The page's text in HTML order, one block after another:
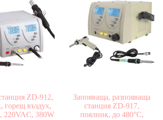
ZD-912,
горещ въздух,
220VAC, 380W
Запояваща, разпояваща
станция ZD-917,
поялник, до 480°C,